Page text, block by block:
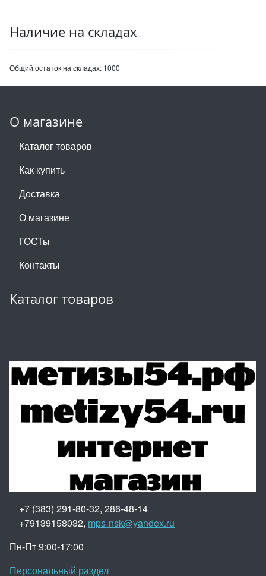
Наличие на складах
Общий остаток на складах: 1000
О магазине
Каталог товаров
Как купить
Доставка
О магазине
ГОСТы
Контакты
Каталог товаров
+7 (383) 291-80-32, 286-48-14
+79139158032, mps-nsk@yandex.ru
Пн-Пт 9:00-17:00
Персональный раздел